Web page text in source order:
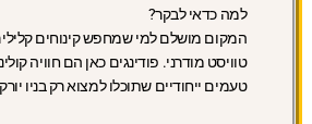
למה כדאי לבקר?
המקום מושלם למי שמחפש קינוחים
טוויסט מודרני. פודינגים כאן הם חוויה
טעמים ייחודיים שתוכלו למצוא רק בניו